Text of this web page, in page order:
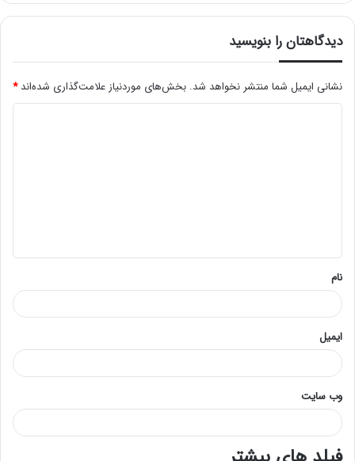
دیدگاهتان را بنویسید
نشانی ایمیل شما منتشر نخواهد شد. بخش‌های موردنیاز علامت‌گذاری شده‌اند*
*
نام
ایمیل
وب‌ سایت